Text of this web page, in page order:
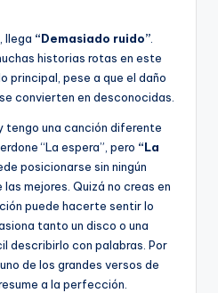
llega “Demasiado ruido”
historias rotas en este
principal, pese a que el daño
convierten en desconocidas.
tengo una canción diferente
“La espera”, pero “La
posicionarse sin ningún
mejores. Quizá no creas en
puede hacerte sentir lo
tanto un disco o una
describirlo con palabras. Por
de los grandes versos de
a la perfección.